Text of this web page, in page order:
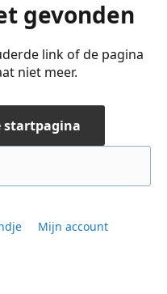
gevonden
link of de pagina
niet meer.
startpagina
Mijn account